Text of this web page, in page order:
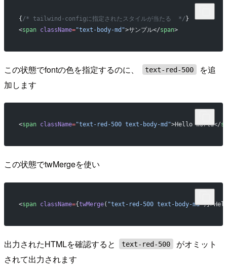
{ /* tailwind-configに指定されたスタイルが当たる  */}
<span className="text-body-md">サンプル</span>
この状態でfontの色を指定するのに、 text-red-500
を追
加します
<span className="text-red-500 text-body-md">Hello World</
この状態でtwMergeを使い
<span className={twMerge( "text-red-500 text-body-md"
出力されたHTMLを確認すると text-red-500
がオミット
されて出力されます